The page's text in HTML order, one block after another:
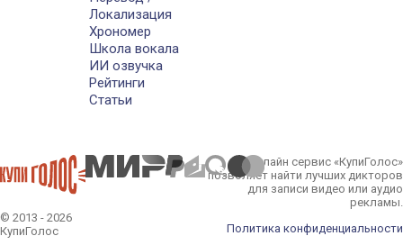
Локализация
Хрономер
Школа вокала
ИИ озвучка
Рейтинги
Статьи
© 2013 - 2026
КупиГолос
Онлайн сервис «КупиГолос»
позволяет найти лучших дикторов
для записи видео или аудио
рекламы.
Политика конфиденциальности